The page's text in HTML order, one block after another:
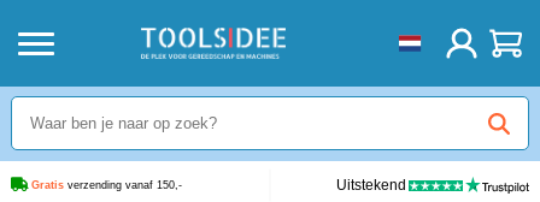
Gratis verzending vanaf 150,- Uitstekend